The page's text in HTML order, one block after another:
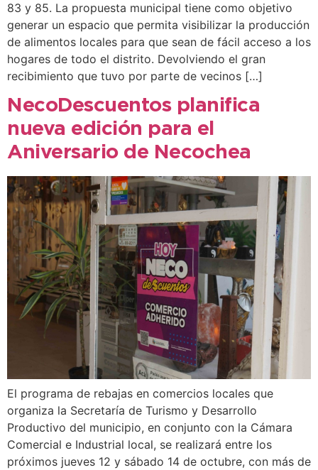
83 y 85. La propuesta municipal tiene como objetivo
generar un espacio que permita visibilizar la producción
de alimentos locales para que sean de fácil acceso a los
hogares de todo el distrito. Devolviendo el gran
recibimiento que tuvo por parte de vecinos […]
NecoDescuentos planifica
nueva edición para el
Aniversario de Necochea
El programa de rebajas en comercios locales que
organiza la Secretaría de Turismo y Desarrollo
Productivo del municipio, en conjunto con la Cámara
Comercial e Industrial local, se realizará entre los
próximos jueves 12 y sábado 14 de octubre, con más de